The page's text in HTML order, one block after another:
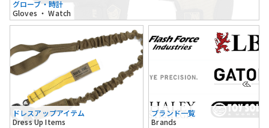
グローブ・時計
Gloves ・ Watch
ドレスアップアイテム
Dress Up Items
ブランド一覧
Brands